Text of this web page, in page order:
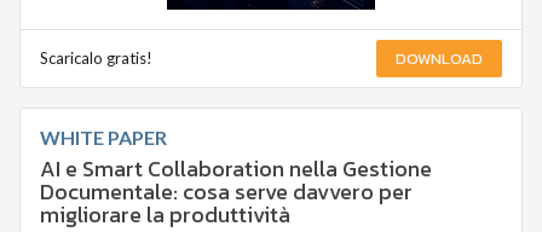
Scaricalo gratis! DOWNLOAD
WHITE PAPER
AI e Smart Collaboration nella Gestione
Documentale: cosa serve davvero per
migliorare la produttività